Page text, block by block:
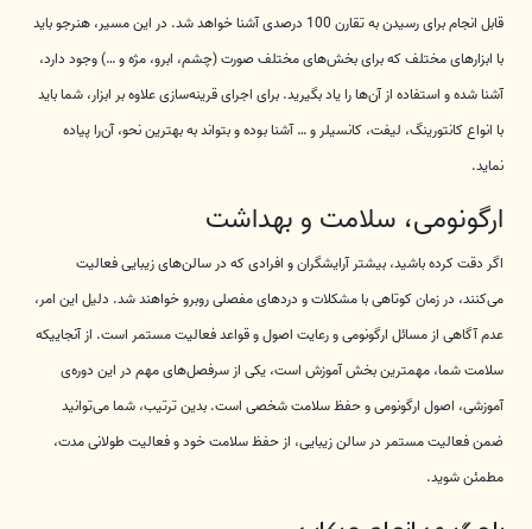
قابل انجام برای رسیدن به تقارن 100 درصدی آشنا خواهد شد. در این مسیر، هنرجو باید
با ابزارهای مختلف که برای بخش‌های مختلف صورت (چشم، ابرو، مژه و …) وجود دارد،
آشنا شده و استفاده از آن‌ها را یاد بگیرید. برای اجرای قرینه‌سازی علاوه بر ابزار، شما باید
با انواع کانتورینگ، لیفت، کانسیلر و … آشنا بوده و بتواند به بهترین نحو، آن‌را پیاده
نماید.
ارگونومی، سلامت و بهداشت
اگر دقت کرده باشید، بیشتر آرایشگران و افرادی که در سالن‌های زیبایی فعالیت
می‌کنند، در زمان کوتاهی با مشکلات و دردهای مفصلی روبرو خواهند شد. دلیل این امر،
عدم آگاهی از مسائل ارگونومی و رعایت اصول و قواعد فعالیت مستمر است. از آنجاییکه
سلامت شما، مهمترین بخش آموزش است، یکی از سرفصل‌های مهم در این دوره‌ی
آموزشی، اصول ارگونومی و حفظ سلامت شخصی است. بدین ترتیب، شما می‌توانید
ضمن فعالیت مستمر در سالن زیبایی، از حفظ سلامت خود و فعالیت طولانی مدت،
مطمئن شوید.